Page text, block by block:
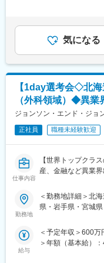
■研修体制
約2か月間かけて導
識や製品知識のイ
や先輩社員との同
者としてご活躍い
についても、自己
手上げ式研修、自
変更の範囲：会社
・クルーの育成・
・売上管理・予算管
・食材管理など
■魅力
・外食業界水準よ
っております。
・店長年収を最大
ます！
・有給休暇初年度
のある働き方が可
・年間117日（週休
す
・階層別研修（新
・店舗での実践型
験を考慮し社内規
ヶ月（1等級アシ
でも目安の金額で
す。月給(月額)は固
気になる
【1day選考会◇北
（外科領域）◆異業
ジョンソン・エンド・ジョ
正社員 職種未経験歓迎
仕事内容
【世界トップクラ
産、金融など異業
シェアの製品多数/
日】
★個人の裁量が大
る環境です！
勤務地
＜勤務地詳細＞北
県・岩手県・宮城
囲：会社の定める
給与
＜予定年収＞600
＞年額（基本給）